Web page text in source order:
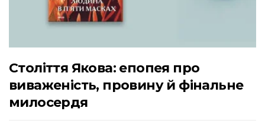
Століття Якова: епопея про
виваженість, провину й фінальне
милосердя